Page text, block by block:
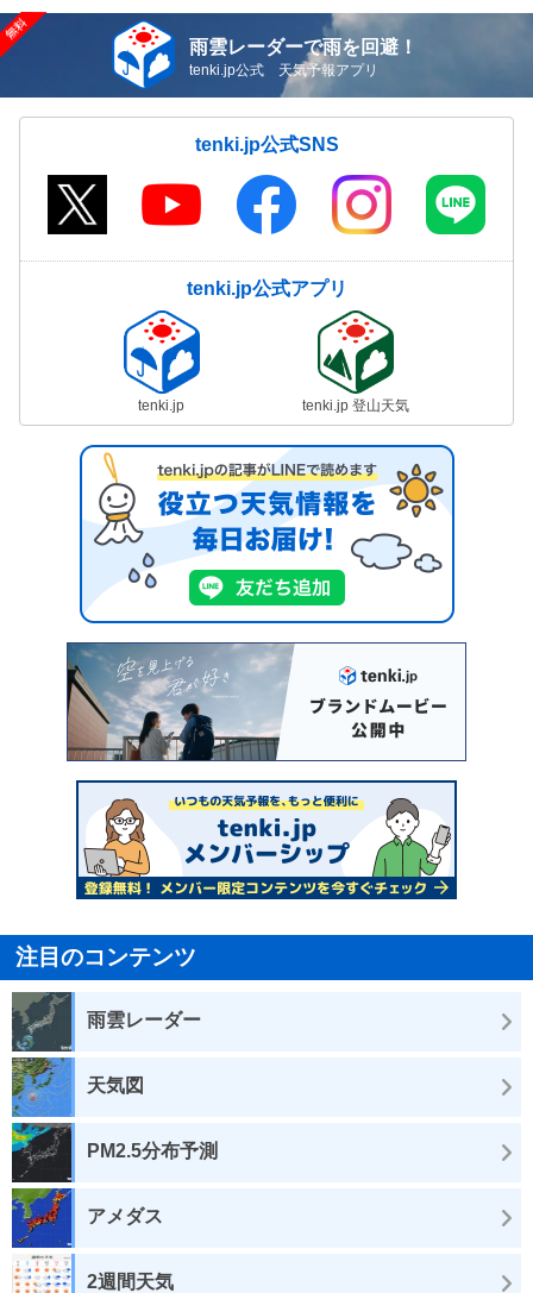
雨雲レーダーで雨を回避！
tenki.jp公式 天気予報アプリ
tenki.jp公式SNS
tenki.jp公式アプリ
tenki.jp tenki.jp 登山天気
注目のコンテンツ
雨雲レーダー
天気図
PM2.5分布予測
アメダス
2週間天気